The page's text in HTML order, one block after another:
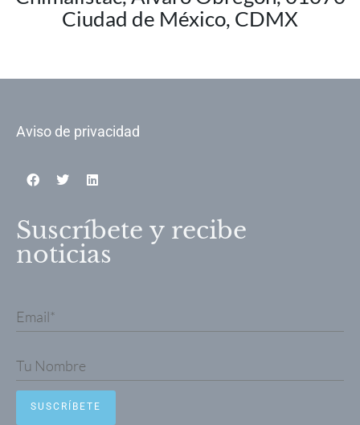
Ciudad de México, CDMX
Aviso de privacidad
Suscríbete y recibe
noticias